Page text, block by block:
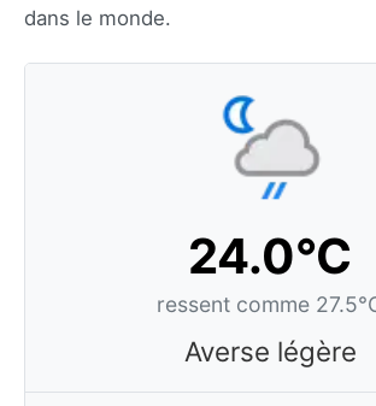
dans le monde.
24.0°C
ressent comme
Averse légère